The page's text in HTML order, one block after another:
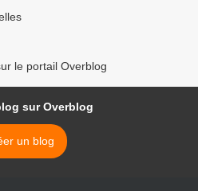
le portail Overblog
sur Overblog
un blog